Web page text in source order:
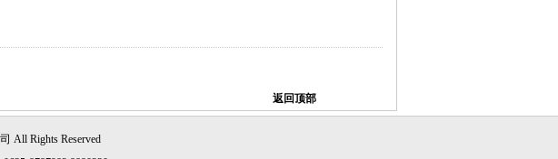
返回顶部
All Rights Reserved